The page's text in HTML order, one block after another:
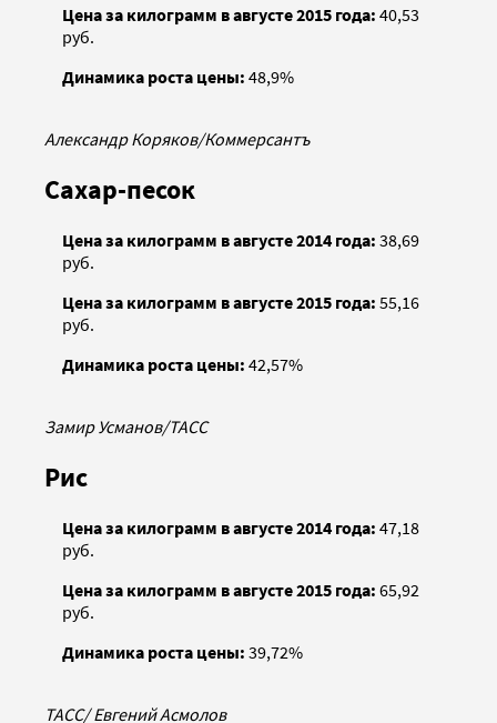
Цена за килограмм в августе 2015 года: 40,53
руб.
Динамика роста цены: 48,9%
Александр Коряков/Коммерсантъ
Сахар-песок
Цена за килограмм в августе 2014 года: 38,69
руб.
Цена за килограмм в августе 2015 года: 55,16
руб.
Динамика роста цены: 42,57%
Замир Усманов/ТАСС
Рис
Цена за килограмм в августе 2014 года: 47,18
руб.
Цена за килограмм в августе 2015 года: 65,92
руб.
Динамика роста цены: 39,72%
ТАСС/ Евгений Асмолов